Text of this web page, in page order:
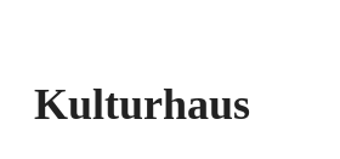
Kulturhaus